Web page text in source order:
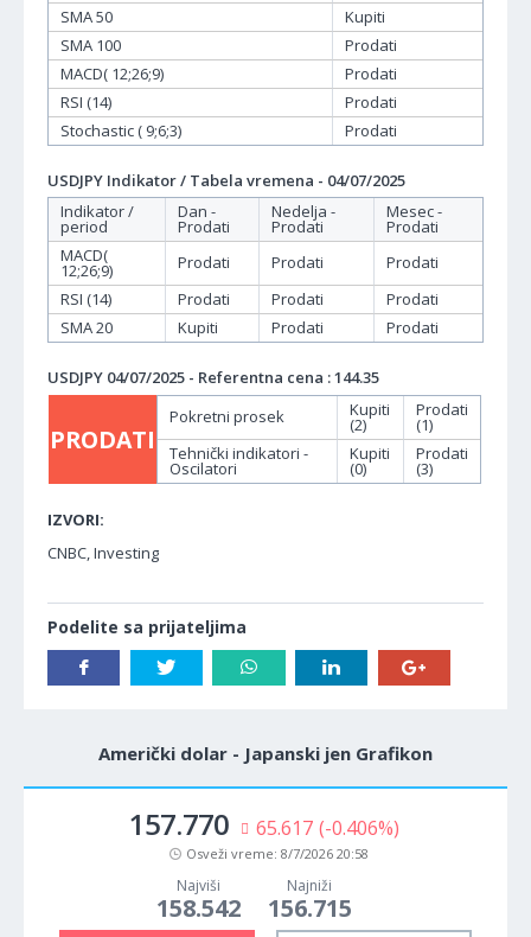
SMA 50
Kupiti
SMA 100
Prodati
MACD( 12;26;9)
Prodati
RSI (14)
Prodati
Stochastic ( 9;6;3)
Prodati
USDJPY Indikator / Tabela vremena - 04/07/2025
Indikator /
period
Dan -
Prodati
Nedelja -
Prodati
Mesec -
Prodati
MACD(
12;26;9) Prodati Prodati
Prodati
RSI (14)
Prodati Prodati
Prodati
SMA 20
Kupiti Prodati Prodati
USDJPY 04/07/2025 - Referentna cena : 144.35
PRODATI
Pokretni prosek Kupiti
(2)
Prodati
(1)
Tehnički indikatori -
Oscilatori
Kupiti
(0)
Prodati
(3)
IZVORI:
CNBC, Investing
Podelite sa prijateljima
Američki dolar - Japanski jen Grafikon
157.770 65.617 (-0.406%)
Osveži vreme: 8/7/2026 20:58
Najviši
158.542
Najniži
156.715